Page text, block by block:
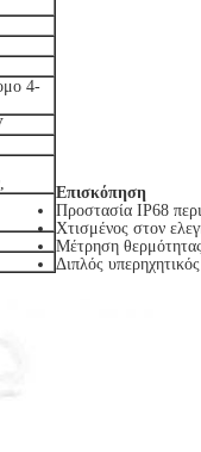
4-
Επισκόπηση
Προστασία IP68
Χτισμένος στον
Μέτρηση
Διπλός